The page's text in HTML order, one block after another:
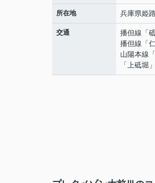
所在地 兵庫県姫
交通 播但線 「
播但線 「
山陽本線 「
「上砥堀